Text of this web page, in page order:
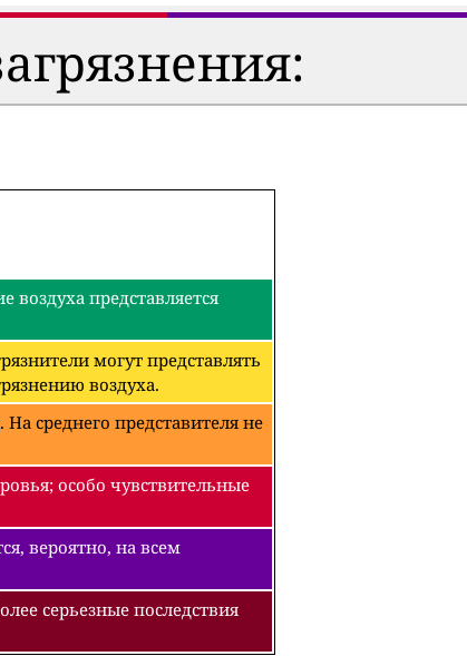
воздуха представляется
могут представлять
воздуха.
среднего представителя не
особо чувствительные
вероятно, на всем
серьезные последствия